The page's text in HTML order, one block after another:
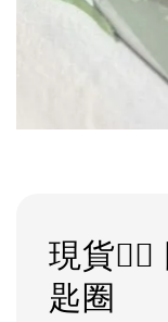
現貨
匙圈